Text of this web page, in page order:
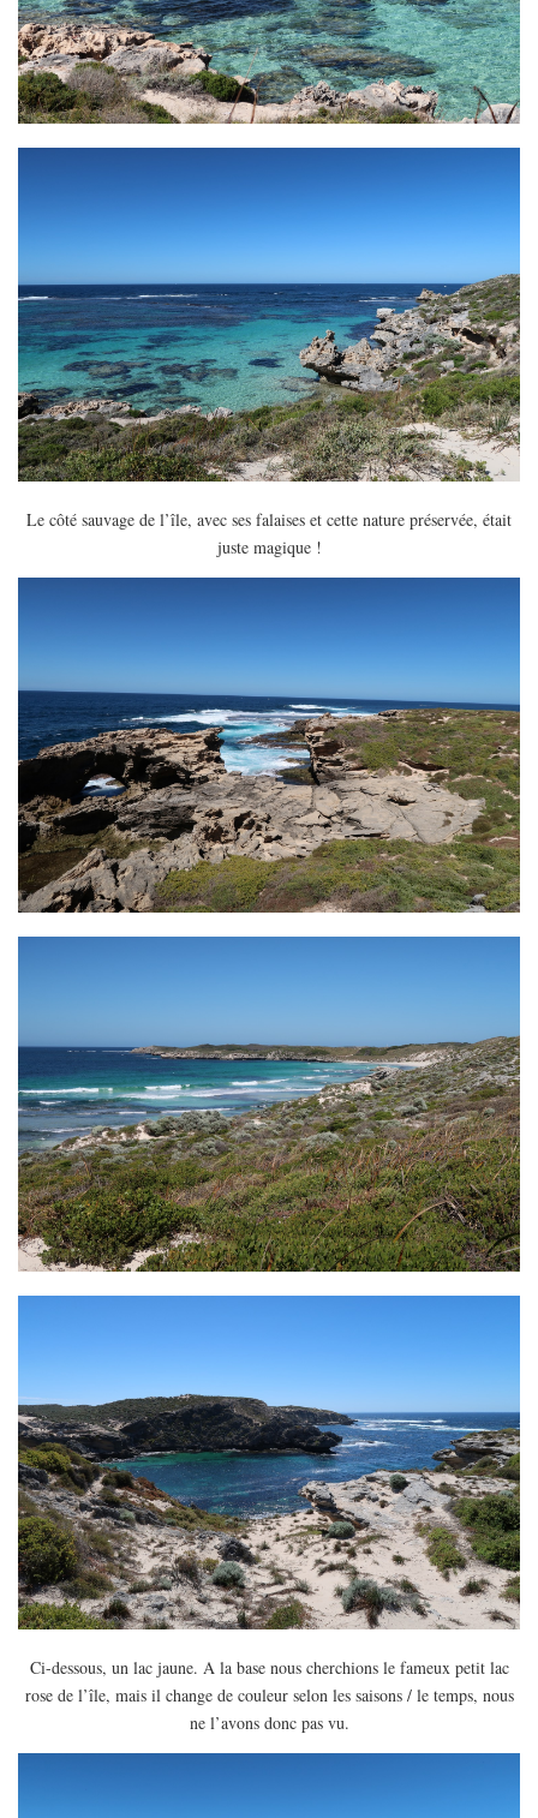
Le côté sauvage de l’île, avec ses falaises et cette nature préservée, était
juste magique !
Ci-dessous, un lac jaune. A la base nous cherchions le fameux petit lac
rose de l’île, mais il change de couleur selon les saisons / le temps, nous
ne l’avons donc pas vu.